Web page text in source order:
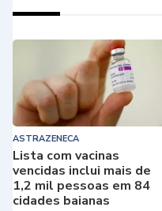
ASTRAZENECA
Lista com vacinas
vencidas inclui mais de
1,2 mil pessoas em 84
cidades baianas